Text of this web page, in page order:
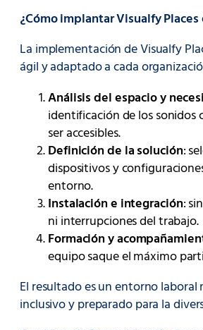
¿Cómo implantar Visualfy
La implementación de Visualfy
ágil y adaptado a cada
Análisis del espacio y
identificación de los sonidos
ser accesibles.
Definición de la solución:
dispositivos y
entorno.
Instalación e integración:
ni interrupciones del trabajo.
Formación y
equipo saque el máximo
El resultado es un entorno laboral
inclusivo y preparado para la